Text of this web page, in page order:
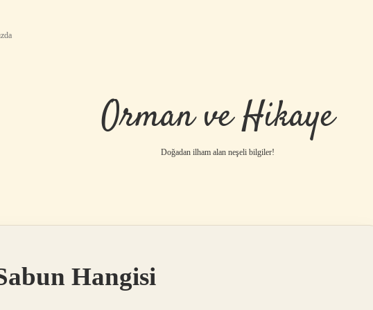
Orman ve Hikaye
Doğadan ilham alan neşeli bilgiler!
Hangisi